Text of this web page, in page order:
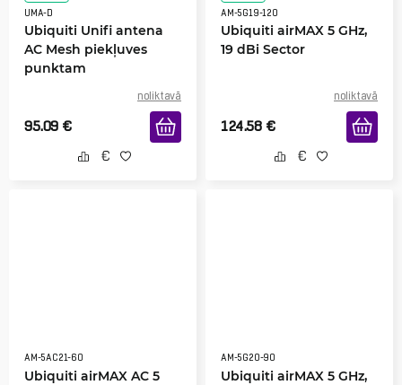
UMA-D
Ubiquiti Unifi antena
AC Mesh piekļuves
punktam
noliktavā
95.09 €
AM-5G19-120
Ubiquiti airMAX 5 GHz,
19 dBi Sector
noliktavā
124.58 €
AM-5AC21-60
Ubiquiti airMAX AC 5
AM-5G20-90
Ubiquiti airMAX 5 GHz,